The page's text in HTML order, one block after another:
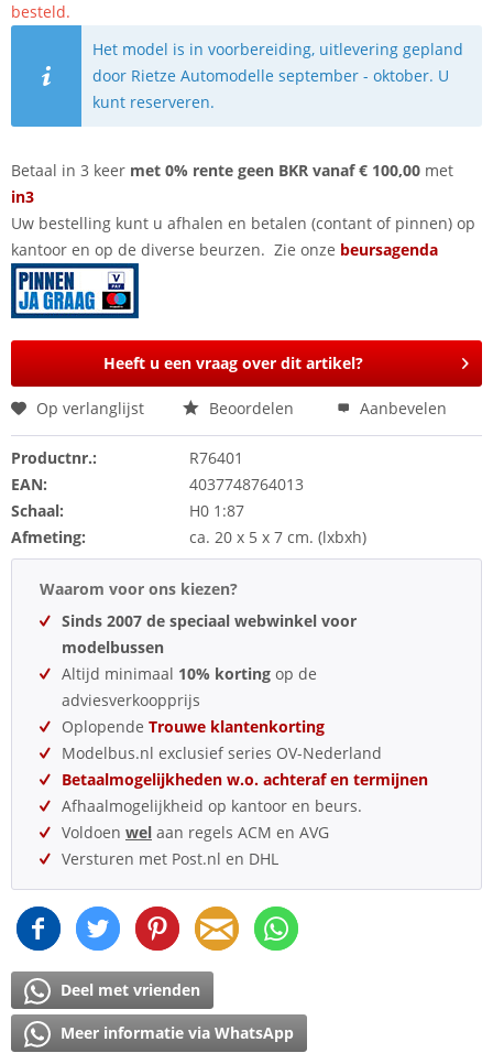
besteld.
Het model is in voorbereiding, uitlevering gepland
door Rietze Automodelle september - oktober. U
kunt reserveren.
Betaal in 3 keer met 0% rente geen BKR vanaf € 100,00 met
in3
Uw bestelling kunt u afhalen en betalen (contant of pinnen) op
kantoor en op de diverse beurzen. Zie onze beursagenda
Heeft u een vraag over dit artikel?
Op verlanglijst Beoordelen Aanbevelen
Productnr.:
R76401
EAN:
4037748764013
Schaal:
H0 1:87
Afmeting:
ca. 20 x 5 x 7 cm. (lxbxh)
Waarom voor ons kiezen?
Sinds 2007 de speciaal webwinkel voor
modelbussen
Altijd minimaal 10% korting op de
adviesverkoopprijs
Oplopende Trouwe klantenkorting
Modelbus.nl exclusief series OV-Nederland
Betaalmogelijkheden w.o. achteraf en termijnen
Afhaalmogelijkheid op kantoor en beurs.
Voldoen wel aan regels ACM en AVG
Versturen met Post.nl en DHL
Deel met vrienden
Meer informatie via WhatsApp